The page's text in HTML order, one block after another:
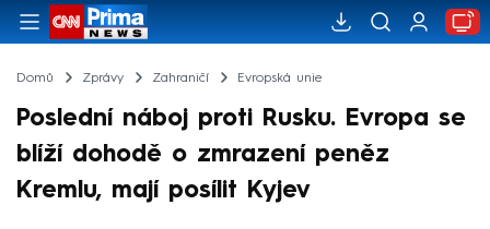
Domů Zprávy Zahraničí Evropská unie
Poslední náboj proti Rusku. Evropa se
blíží dohodě o zmrazení peněz
Kremlu, mají posílit Kyjev